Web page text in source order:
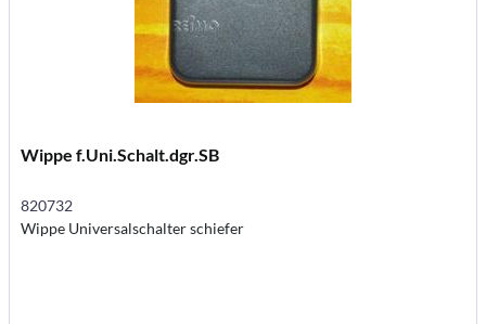
Wippe f.Uni.Schalt.dgr.SB
820732
Wippe Universalschalter schiefer